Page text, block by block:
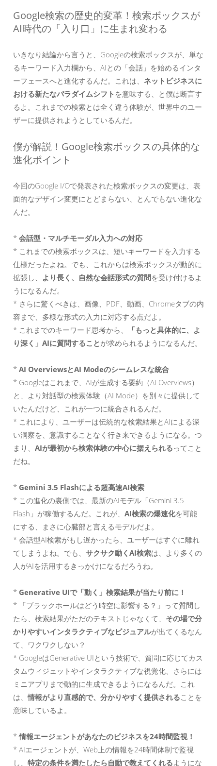
Google検索の歴史的変革！検索ボックスが
AI時代の「入り口」に生まれ変わる
いきなり結論から言うと、Googleの検索ボックスが、単な
るキーワード入力欄から、AIとの「会話」を始めるインタ
ーフェースへと進化するんだ。これは、 ネットビジネスに
おける新たなパラダイムシフト を意味する、と僕は断言す
るよ。これまでの検索とは全く違う体験が、世界中のユー
ザーに提供されようとしているんだ。
僕が解説！Google検索ボックスの具体的な
進化ポイント
今回のGoogle I/Oで発表された検索ボックスの変更は、表
面的なデザイン変更にとどまらない、とんでもない進化な
んだ。
* 会話型・マルチモーダル入力への対応
* これまでの検索ボックスは、短いキーワードを入力する
仕様だったよね。でも、これからは検索ボックスが動的に
拡張し、 より長く、自然な会話形式の質問を受け付けるよ
うになるんだ。
* さらに驚くべきは、画像、PDF、動画、Chromeタブの内
容まで、多様な形式の入力に対応する点だよ。
* これまでのキーワード思考から、
「もっと具体的に、よ
り深く」AIに質問することが求められるようになるんだ。
* AI OverviewsとAI Modeのシームレスな統合
* Googleはこれまで、AIが生成する要約（AI Overviews）
と、より対話型の検索体験（AI Mode）を別々に提供して
いたんだけど、これが一つに統合されるんだ。
* これにより、ユーザーは伝統的な検索結果とAIによる深
い洞察を、意識することなく行き来できるようになる。つ
まり、 AIが最初から検索体験の中心に据えられるってこと
だね。
* Gemini 3.5 Flashによる超高速AI検索
* この進化の裏側では、最新のAIモデル「Gemini 3.5
Flash」が稼働するんだ。これが、 AI検索の爆速化を可能
にする、まさに心臓部と言えるモデルだよ。
* 会話型AI検索がもし遅かったら、ユーザーはすぐに離れ
てしまうよね。でも、 サクサク動くAI検索は、より多くの
人がAIを活用するきっかけになるだろうね。
* Generative UIで「動く」検索結果が当たり前に！
* 「ブラックホールはどう時空に影響する？」って質問し
たら、検索結果がただのテキストじゃなくて、 その場で分
かりやすいインタラクティブなビジュアルが出てくるなん
て、ワクワクしない？
* GoogleはGenerative UIという技術で、質問に応じてカス
タムウィジェットやインタラクティブな視覚化、さらには
ミニアプリまで動的に生成できるようになるんだ。これ
は、情報がより直感的で、分かりやすく提供されることを
意味しているよ。
*情報エージェントがあなたのビジネスを24時間監視！
* AIエージェントが、Web上の情報を24時間体制で監視
し、 特定の条件を満たしたら自動で教えてくれるようにな